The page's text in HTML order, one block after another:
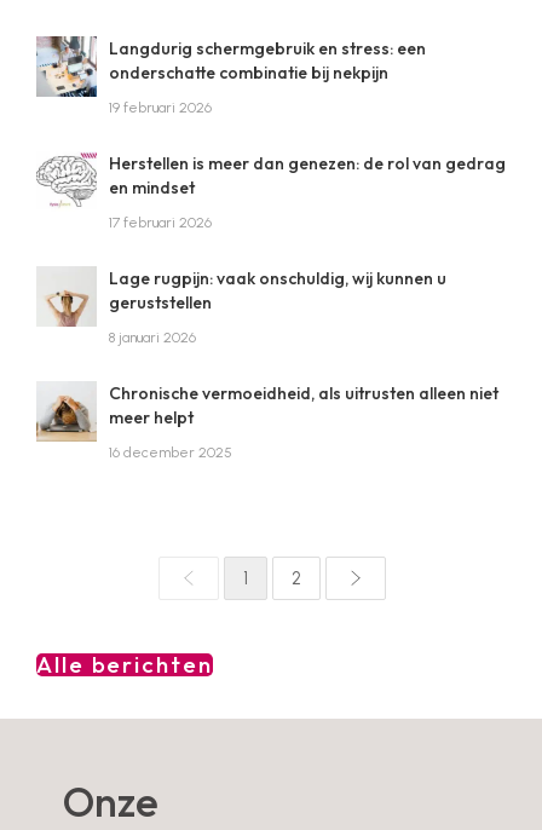
Langdurig schermgebruik en stress: een
onderschatte combinatie bij nekpijn
19 februari 2026
Herstellen is meer dan genezen: de rol van gedrag
en mindset
17 februari 2026
Lage rugpijn: vaak onschuldig, wij kunnen u
geruststellen
8 januari 2026
Chronische vermoeidheid, als uitrusten alleen niet
meer helpt
16 december 2025
1 2
Alle berichten
Onze